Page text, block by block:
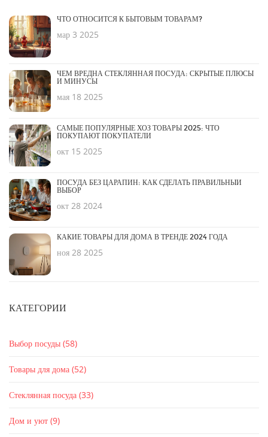
ЧТО ОТНОСИТСЯ К БЫТОВЫМ ТОВАРАМ?
мар 3 2025
ЧЕМ ВРЕДНА СТЕКЛЯННАЯ ПОСУДА: СКРЫТЫЕ ПЛЮСЫ
И МИНУСЫ
мая 18 2025
САМЫЕ ПОПУЛЯРНЫЕ ХОЗ ТОВАРЫ 2025: ЧТО
ПОКУПАЮТ ПОКУПАТЕЛИ
окт 15 2025
ПОСУДА БЕЗ ЦАРАПИН: КАК СДЕЛАТЬ ПРАВИЛЬНЫЙ
ВЫБОР
окт 28 2024
КАКИЕ ТОВАРЫ ДЛЯ ДОМА В ТРЕНДЕ 2024 ГОДА
ноя 28 2025
КАТЕГОРИИ
Выбор посуды (58)
Товары для дома (52)
Стеклянная посуда (33)
Дом и уют (9)